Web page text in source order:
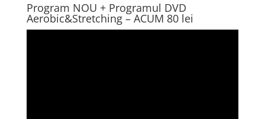
Program NOU + Programul DVD
Aerobic&Stretching – ACUM 80 lei